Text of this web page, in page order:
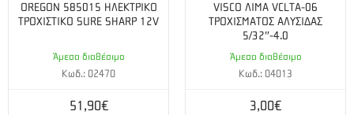
Ισχύς : 26,9cc
OREGON 585015 ΗΛΕΚΤΡΙΚΟ
ΤΡΟΧΙΣΤΙΚΟ SURE SHARP 12V
Άμεσα διαθέσιμο
Κωδ.: 02470
51,90€
VISCO ΛΙΜΑ VCLTA-06
ΤΡΟΧΙΣΜΑΤΟΣ ΑΛΥΣΙΔΑΣ
5/32″-4.0
Άμεσα διαθέσιμο
Κωδ.: 04013
3,00€